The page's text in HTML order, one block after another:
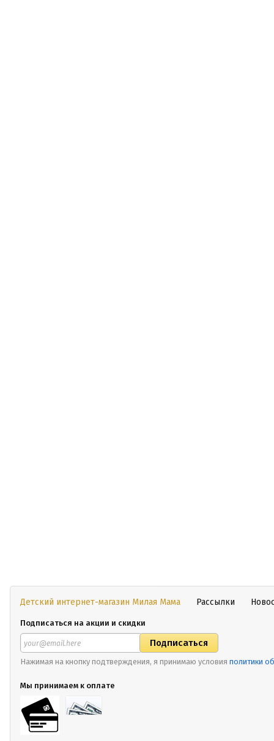
Детский интернет-магазин Милая Мама Рассылки
Подписаться на акции и скидки
Нажимая на кнопку подтверждения, я принимаю условия политики
Мы принимаем к оплате